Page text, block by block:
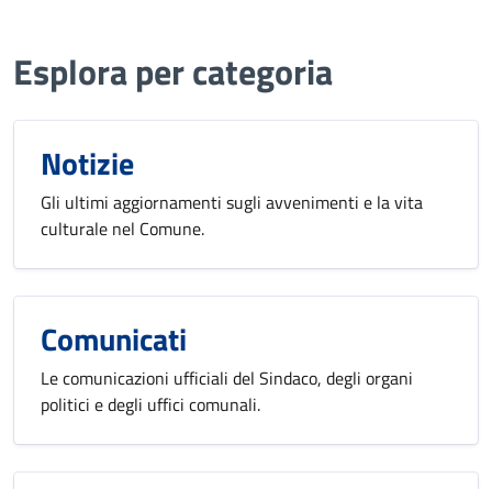
Esplora per categoria
Notizie
Gli ultimi aggiornamenti sugli avvenimenti e la vita
culturale nel Comune.
Comunicati
Le comunicazioni ufficiali del Sindaco, degli organi
politici e degli uffici comunali.